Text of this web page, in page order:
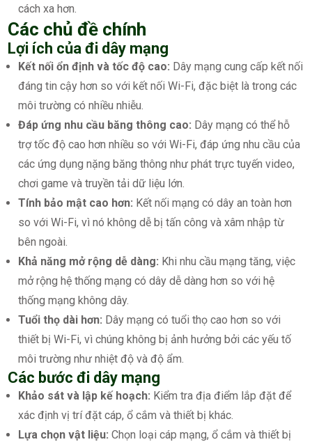
cách xa hơn.
Các chủ đề chính
Lợi ích của đi dây mạng
Kết nối ổn định và tốc độ cao: Dây mạng cung cấp kết nối
đáng tin cậy hơn so với kết nối Wi-Fi, đặc biệt là trong các
môi trường có nhiều nhiễu.
Đáp ứng nhu cầu băng thông cao: Dây mạng có thể hỗ
trợ tốc độ cao hơn nhiều so với Wi-Fi, đáp ứng nhu cầu của
các ứng dụng nặng băng thông như phát trực tuyến video,
chơi game và truyền tải dữ liệu lớn.
Tính bảo mật cao hơn: Kết nối mạng có dây an toàn hơn
so với Wi-Fi, vì nó không dễ bị tấn công và xâm nhập từ
bên ngoài.
Khả năng mở rộng dễ dàng: Khi nhu cầu mạng tăng, việc
mở rộng hệ thống mạng có dây dễ dàng hơn so với hệ
thống mạng không dây.
Tuổi thọ dài hơn: Dây mạng có tuổi thọ cao hơn so với
thiết bị Wi-Fi, vì chúng không bị ảnh hưởng bởi các yếu tố
môi trường như nhiệt độ và độ ẩm.
Các bước đi dây mạng
Khảo sát và lập kế hoạch: Kiểm tra địa điểm lắp đặt để
xác định vị trí đặt cáp, ổ cắm và thiết bị khác.
Lựa chọn vật liệu: Chọn loại cáp mạng, ổ cắm và thiết bị